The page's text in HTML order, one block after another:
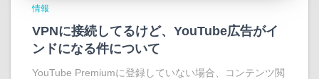
情報
VPNに接続してるけど、YouTube広告がイ
ンドになる件について
YouTube Premiumに登録していない場合、コンテンツ閲